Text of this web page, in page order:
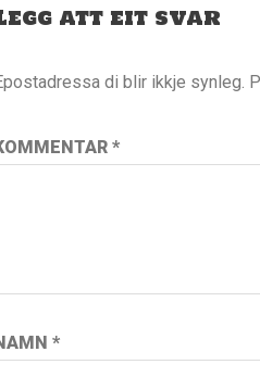
att eit svar
di blir ikkje synleg.
*
*